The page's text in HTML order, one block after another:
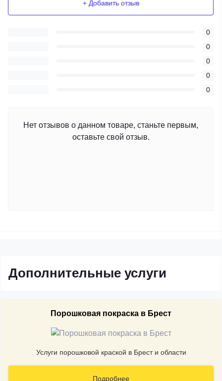
+ Добавить отзыв
0
0
0
0
0
Нет отзывов о данном товаре, станьте первым,
оставьте свой отзыв.
Дополнительные услуги
Порошковая покраска в Брест
Услуги порошковой краской в Брест и области
Подробнее